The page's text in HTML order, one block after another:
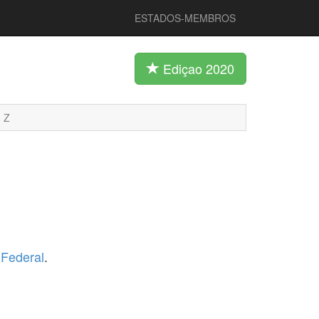
ESTADOS-MEMBROS
Ediçao 2020
Z
.